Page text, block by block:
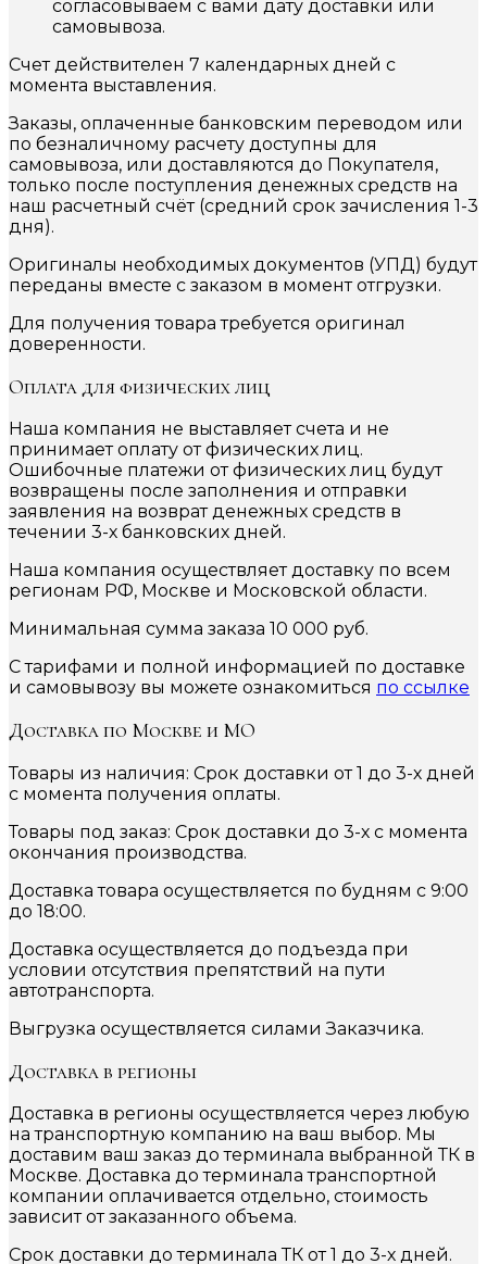
согласовываем с вами дату доставки или
самовывоза.
Счет действителен 7 календарных дней с
момента выставления.
Заказы, оплаченные банковским переводом или
по безналичному расчету доступны для
самовывоза, или доставляются до Покупателя,
только после поступления денежных средств на
наш расчетный счёт (средний срок зачисления 1-3
дня).
Оригиналы необходимых документов (УПД) будут
переданы вместе с заказом в момент отгрузки.
Для получения товара требуется оригинал
доверенности.
Оплата для физических лиц
Наша компания не выставляет счета и не
принимает оплату от физических лиц.
Ошибочные платежи от физических лиц будут
возвращены после заполнения и отправки
заявления на возврат денежных средств в
течении 3-х банковских дней.
Наша компания осуществляет доставку по всем
регионам РФ, Москве и Московской области.
Минимальная сумма заказа 10 000 руб.
С тарифами и полной информацией по доставке
и самовывозу вы можете ознакомиться по ссылке
Доставка по Москве и МО
Товары из наличия: Срок доставки от 1 до 3-х дней
с момента получения оплаты.
Товары под заказ: Срок доставки до 3-х с момента
окончания производства.
Доставка товара осуществляется по будням с 9:00
до 18:00.
Доставка осуществляется до подъезда при
условии отсутствия препятствий на пути
автотранспорта.
Выгрузка осуществляется силами Заказчика.
Доставка в регионы
Доставка в регионы осуществляется через любую
на транспортную компанию на ваш выбор. Мы
доставим ваш заказ до терминала выбранной ТК в
Москве. Доставка до терминала транспортной
компании оплачивается отдельно, стоимость
зависит от заказанного объема.
Срок доставки до терминала ТК от 1 до 3-х дней.